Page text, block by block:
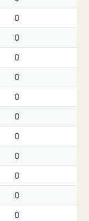
0
0
0
0
0
0
0
0
0
0
0